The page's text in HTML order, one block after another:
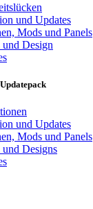
und Updates
Mods und Panels
und Design
und Updates
Mods und Panels
und Designs